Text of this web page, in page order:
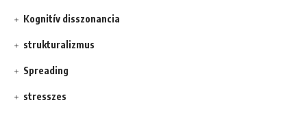
Kognitív disszonancia
strukturalizmus
Spreading
stresszes